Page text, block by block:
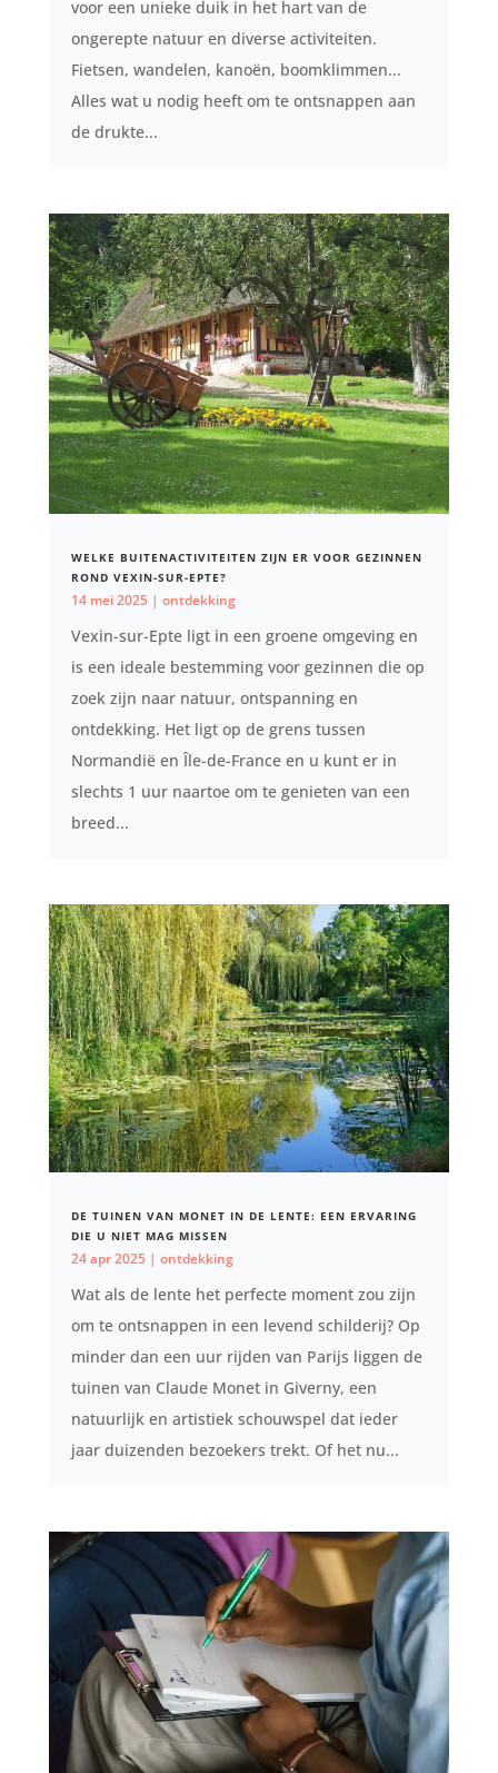
voor een unieke duik in het hart van de
ongerepte natuur en diverse activiteiten.
Fietsen, wandelen, kanoën, boomklimmen...
Alles wat u nodig heeft om te ontsnappen aan
de drukte...
WELKE BUITENACTIVITEITEN ZIJN ER VOOR GEZINNEN
ROND VEXIN-SUR-EPTE?
14 mei 2025| ontdekking
Vexin-sur-Epte ligt in een groene omgeving en
is een ideale bestemming voor gezinnen die op
zoek zijn naar natuur, ontspanning en
ontdekking. Het ligt op de grens tussen
Normandië en Île-de-France en u kunt er in
slechts 1 uur naartoe om te genieten van een
breed...
DE TUINEN VAN MONET IN DE LENTE: EEN ERVARING
DIE U NIET MAG MISSEN
24 apr 2025| ontdekking
Wat als de lente het perfecte moment zou zijn
om te ontsnappen in een levend schilderij? Op
minder dan een uur rijden van Parijs liggen de
tuinen van Claude Monet in Giverny, een
natuurlijk en artistiek schouwspel dat ieder
jaar duizenden bezoekers trekt. Of het nu...